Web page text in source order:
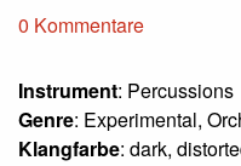
0 Kommentare
Instrument: Percussions
Genre: Experimental,
Klangfarbe: dark,